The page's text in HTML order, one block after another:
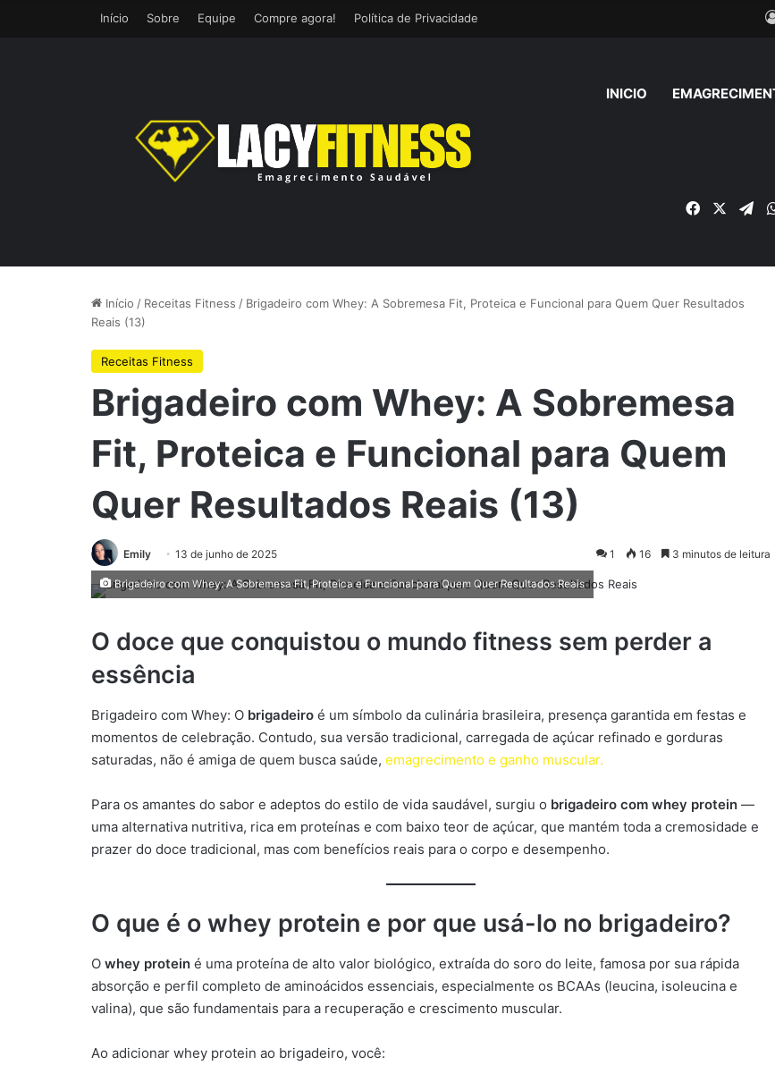
Início Sobre Equipe Compre agora! Política de Privacidade
INICIO
Facebook
Início / Receitas Fitness / Brigadeiro com Whey: A Sobremesa Fit, Proteica e Funcional para Quem Quer Resultados
Reais (13)
Receitas Fitness
Brigadeiro com Whey: A Sobremesa
Fit, Proteica e Funcional para Quem
Quer Resultados Reais (13)
Emily 13 de junho de 2025 1 16 3 minutos de leitura
Brigadeiro com Whey: A Sobremesa Fit, Proteica e Funcional para Quem Quer Resultados Reais
O doce que conquistou o mundo fitness sem perder a
essência
Brigadeiro com Whey: O brigadeiro é um símbolo da culinária brasileira, presença garantida em festas e
momentos de celebração. Contudo, sua versão tradicional, carregada de açúcar refinado e gorduras
saturadas, não é amiga de quem busca saúde, emagrecimento e ganho muscular.
Para os amantes do sabor e adeptos do estilo de vida saudável, surgiu o brigadeiro com whey protein —
uma alternativa nutritiva, rica em proteínas e com baixo teor de açúcar, que mantém toda a cremosidade e
prazer do doce tradicional, mas com benefícios reais para o corpo e desempenho.
O que é o whey protein e por que usá-lo no brigadeiro?
O whey protein é uma proteína de alto valor biológico, extraída do soro do leite, famosa por sua rápida
absorção e perfil completo de aminoácidos essenciais, especialmente os BCAAs (leucina, isoleucina e
valina), que são fundamentais para a recuperação e crescimento muscular.
Ao adicionar whey protein ao brigadeiro, você: